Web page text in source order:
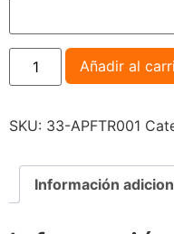
Añadir al
SKU: 33-APFTR001
Información